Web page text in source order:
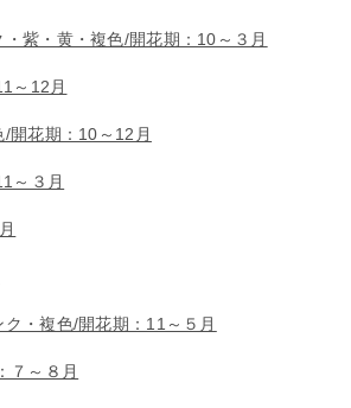
紫・黄・複色/開花期：10～３月
～12月
開花期：10～12月
～３月
・複色/開花期：11～５月
７～８月